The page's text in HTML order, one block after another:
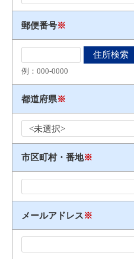
郵便番号※
例：000​-​0000
都道府県※
市区町村・番地※
メールアドレス※